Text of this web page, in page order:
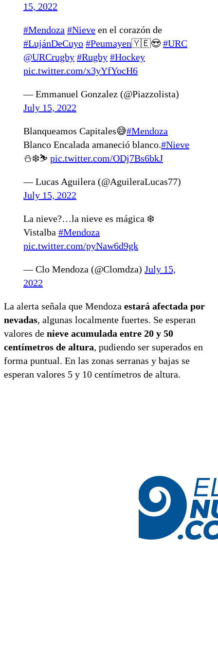
15, 2022
#Mendoza #Nieve en el corazón de
#LujánDeCuyo #Peumayen🇾🇪😍 #URC
@URCrugby #Rugby #Hockey
pic.twitter.com/x3yYfYocH6
— Emmanuel Gonzalez (@Piazzolista)
July 15, 2022
Blanqueamos Capitales😅#Mendoza
Blanco Encalada amaneció blanco.#Nieve
⛄️❄️⛷️ pic.twitter.com/ODj7Bs6bkJ
— Lucas Aguilera (@AguileraLucas77)
July 15, 2022
La nieve?…la nieve es mágica ❄️
Vistalba #Mendoza
pic.twitter.com/pyNaw6d9gk
— Clo Mendoza (@Clomdza) July 15,
2022
La alerta señala que Mendoza estará afectada por
nevadas, algunas localmente fuertes. Se esperan
valores de nieve acumulada entre 20 y 50
centímetros de altura, pudiendo ser superados en
forma puntual. En las zonas serranas y bajas se
esperan valores 5 y 10 centímetros de altura.